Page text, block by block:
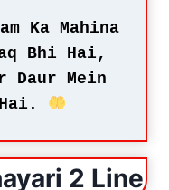
Ka Mahina
Bhi Hai,
Daur Mein
2 Line